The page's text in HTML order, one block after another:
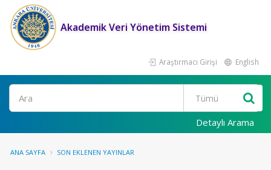
Akademik Veri Yönetim Sistemi
Araştırmacı Girişi English
Ara
Detaylı Arama
ANA SAYFA SON EKLENEN YAYINLAR